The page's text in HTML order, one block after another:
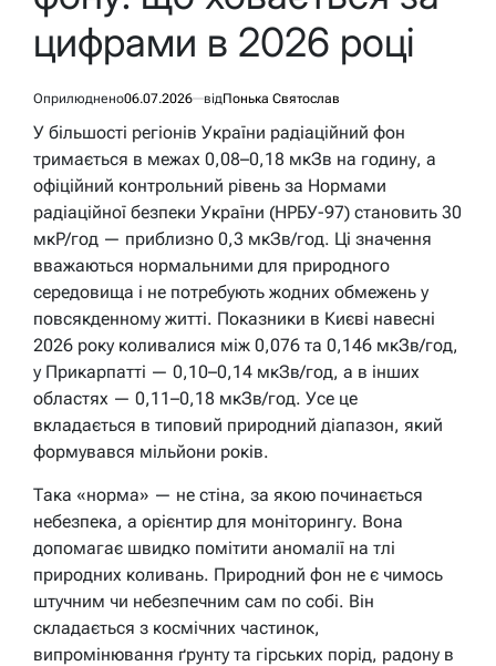
цифрами в 2026 році
Оприлюднено06.07.2026 відПонька Святослав
У більшості регіонів України радіаційний фон
тримається в межах 0,08–0,18 мкЗв на годину, а
офіційний контрольний рівень за Нормами
радіаційної безпеки України (НРБУ-97) становить 30
мкР/год — приблизно 0,3 мкЗв/год. Ці значення
вважаються нормальними для природного
середовища і не потребують жодних обмежень у
повсякденному житті. Показники в Києві навесні
2026 року коливалися між 0,076 та 0,146 мкЗв/год,
у Прикарпатті — 0,10–0,14 мкЗв/год, а в інших
областях — 0,11–0,18 мкЗв/год. Усе це
вкладається в типовий природний діапазон, який
формувався мільйони років.
Така «норма» — не стіна, за якою починається
небезпека, а орієнтир для моніторингу. Вона
допомагає швидко помітити аномалії на тлі
природних коливань. Природний фон не є чимось
штучним чи небезпечним сам по собі. Він
складається з космічних частинок,
випромінювання ґрунту та гірських порід, радону в